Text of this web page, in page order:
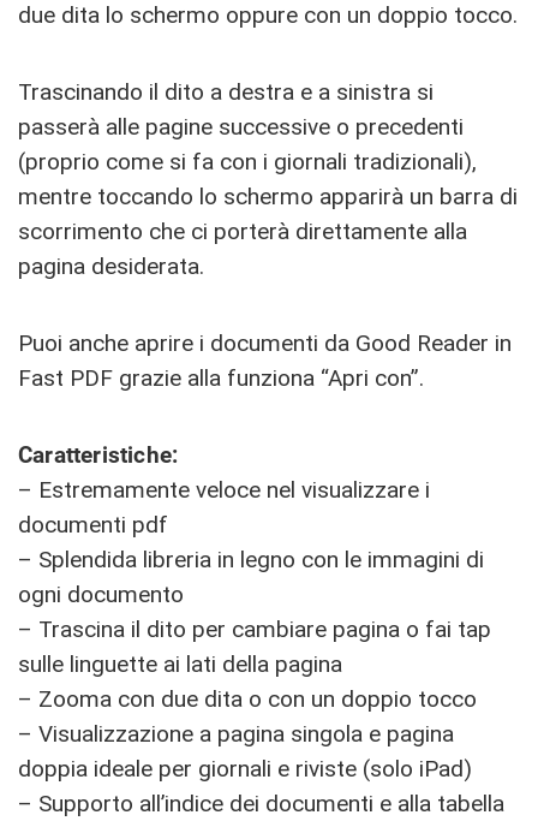
due dita lo schermo oppure con un doppio tocco.
Trascinando il dito a destra e a sinistra si
passerà alle pagine successive o precedenti
(proprio come si fa con i giornali tradizionali),
mentre toccando lo schermo apparirà un barra di
scorrimento che ci porterà direttamente alla
pagina desiderata.
Puoi anche aprire i documenti da Good Reader in
Fast PDF grazie alla funziona “Apri con”.
Caratteristiche:
– Estremamente veloce nel visualizzare i
documenti pdf
– Splendida libreria in legno con le immagini di
ogni documento
– Trascina il dito per cambiare pagina o fai tap
sulle linguette ai lati della pagina
– Zooma con due dita o con un doppio tocco
– Visualizzazione a pagina singola e pagina
doppia ideale per giornali e riviste (solo iPad)
– Supporto all’indice dei documenti e alla tabella